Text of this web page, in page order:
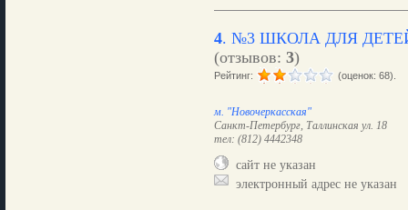
4. №3 ШКОЛА ДЛЯ
(отзывов: 3)
Рейтинг: (оценок: 68).
м. "Новочеркасская"
Санкт-Петербург, Таллинская ул. 18
тел: (812) 4442348
сайт не указан
электронный адрес не указан